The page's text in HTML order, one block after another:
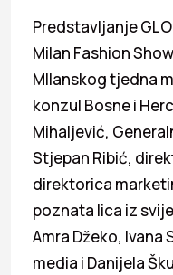
Predstavljanje
Milan Fashion
MIlanskog tjedna
konzul Bosne i
Mihaljević,
Stjepan Ribić,
direktorica
poznata lica iz
Amra Džeko,
media i Danijela